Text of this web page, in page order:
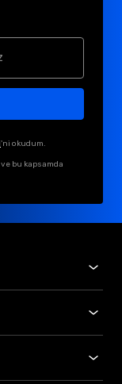
'ni okudum.
bu kapsamda